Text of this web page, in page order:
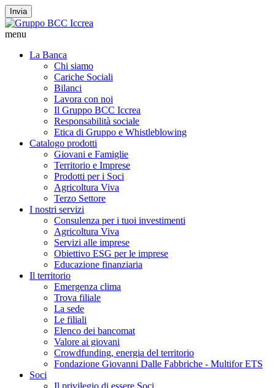
Invia
menu
La Banca
Chi siamo
Cariche Sociali
Bilanci
Lavora con noi
Il Gruppo BCC Iccrea
Responsabilità sociale
Etica di Gruppo e Whistleblowing
Catalogo prodotti
Giovani e Famiglie
Territorio e Imprese
Prodotti per i Soci
Agricoltura Viva
Terzo Settore
I nostri servizi
Consulenza per i tuoi investimenti
Agricoltura Viva
Servizi alle imprese
Obiettivo ESG per le imprese
Educazione finanziaria
Il territorio
Emergenza clima
Trova filiale
La sede
Le filiali
Elenco dei bancomat
Valore ai giovani
Crowdfunding, energia del territorio
Fondazione Giovanni Dalle Fabbriche - Multifor ETS
Soci
Il privilegio di essere Soci